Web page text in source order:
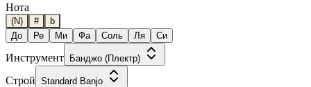
Нота
(N) #
b
До
Ре Ми Фа Соль Ля Си
Инструмент Банджо (Плектр)
Строй Standard Banjo